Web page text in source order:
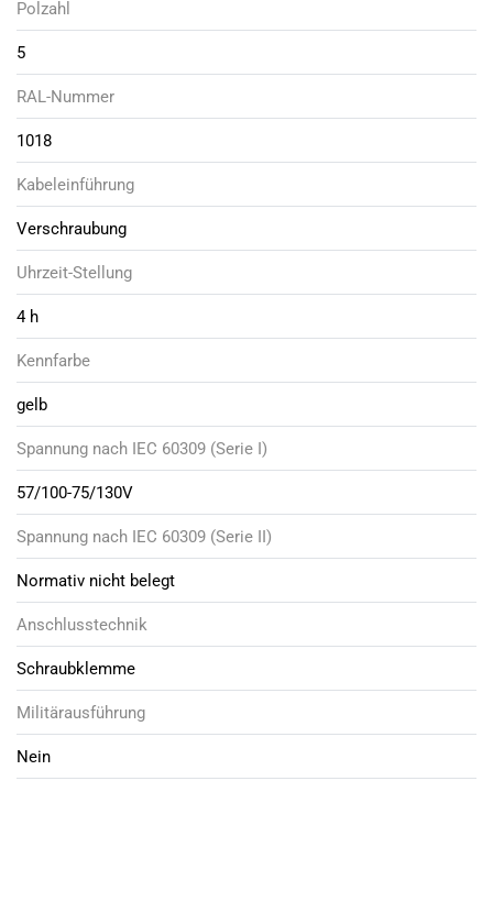
Polzahl
5
RAL-Nummer
1018
Kabeleinführung
Verschraubung
Uhrzeit-Stellung
4 h
Kennfarbe
gelb
Spannung nach IEC 60309 (Serie I)
57/100-75/130V
Spannung nach IEC 60309 (Serie II)
Normativ nicht belegt
Anschlusstechnik
Schraubklemme
Militärausführung
Nein